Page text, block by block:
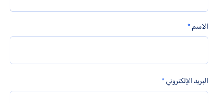
الاسم *
البريد الإلكتروني*